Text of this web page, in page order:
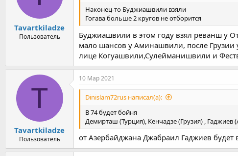
Tavartkiladze
Пользователь
Наконец-то Буджиашвили взяли
Гогава больше 2 кругов не отборится
Буджиашвили в этом году взял реванш у
мало шансов у Аминашвили, после Грузии
лице Когуашвили,Сулейманишвили и
T
Tavartkiladze
Пользователь
10 Мар 2021
Dinislam72rus написал(а):
В 74 будет бойня
Демирташ (Турция), Кенчадзе (Грузия) ,
от Азербайджана Джабраил Гаджиев будет